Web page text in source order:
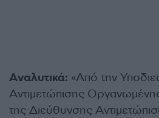
Αναλυτικά: «Από την
Αντιμετώπισης
της Διεύθυνσης